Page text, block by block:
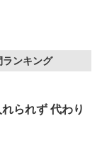
ランキング
られず 代わり